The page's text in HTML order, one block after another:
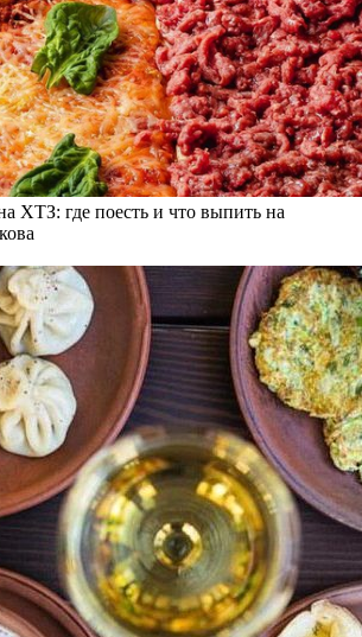
ХТЗ: где поесть и что выпить на